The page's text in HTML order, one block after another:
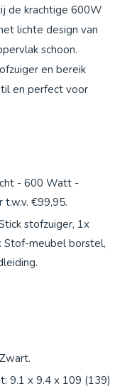
de krachtige 600W
lichte design van
schoon.
en bereik
en perfect voor
- 600 Watt -
€99,95.
stofzuiger, 1x
Stof-meubel borstel,
9.1 x 9.4 x 109 (139)